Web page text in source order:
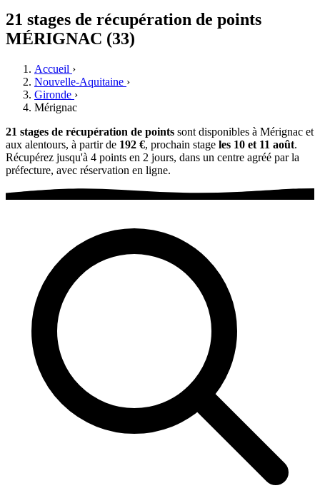
21 stages de récupération de points
MÉRIGNAC (33)
Accueil ›
Nouvelle-Aquitaine ›
Gironde ›
Mérignac
21 stages de récupération de points sont disponibles à Mérignac et
aux alentours, à partir de 192 €, prochain stage les 10 et 11 août.
Récupérez jusqu'à 4 points en 2 jours, dans un centre agréé par la
préfecture, avec réservation en ligne.